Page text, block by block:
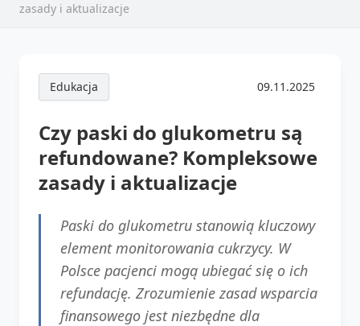
zasady i aktualizacje
Edukacja 09.11.2025
Czy paski do glukometru są
refundowane? Kompleksowe
zasady i aktualizacje
Paski do glukometru stanowią kluczowy
element monitorowania cukrzycy. W
Polsce pacjenci mogą ubiegać się o ich
refundację. Zrozumienie zasad wsparcia
finansowego jest niezbędne dla